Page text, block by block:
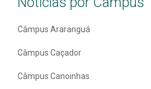
Câmpus Araranguá
Câmpus Caçador
Câmpus Canoinhas